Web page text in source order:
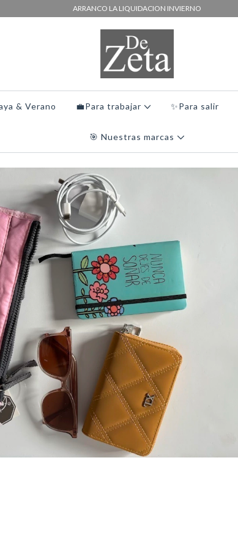
ARRANCO LA LIQUIDACION INVIERNO
& Verano 💼Para trabajar ✨Para salir
🎯 Nuestras marcas